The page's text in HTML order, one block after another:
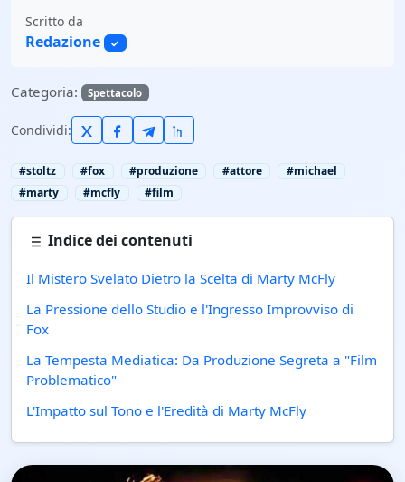
Scritto da
Redazione ✓
Categoria: Spettacolo
Condividi:
#stoltz #fox #produzione #attore
#michael
#marty
#mcfly #film
Indice dei contenuti
Il Mistero Svelato Dietro la Scelta di Marty McFly
La Pressione dello Studio e l'Ingresso Improvviso di
Fox
La Tempesta Mediatica: Da Produzione Segreta a "Film
Problematico"
L'Impatto sul Tono e l'Eredità di Marty McFly